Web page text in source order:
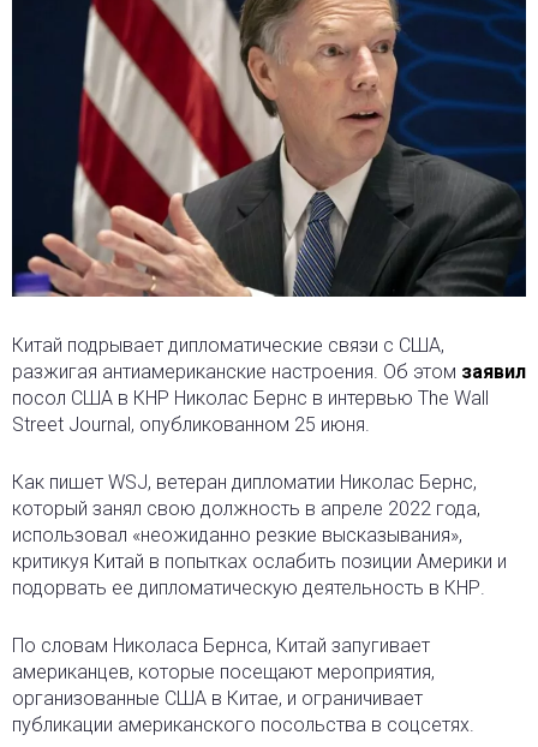
Китай подрывает дипломатические связи с США,
разжигая антиамериканские настроения. Об этом заявил
посол США в КНР Николас Бернс в интервью The Wall
Street Journal, опубликованном 25 июня.
Как пишет WSJ, ветеран дипломатии Николас Бернс,
который занял свою должность в апреле 2022 года,
использовал «неожиданно резкие высказывания»,
критикуя Китай в попытках ослабить позиции Америки и
подорвать ее дипломатическую деятельность в КНР.
По словам Николаса Бернса, Китай запугивает
американцев, которые посещают мероприятия,
организованные США в Китае, и ограничивает
публикации американского посольства в соцсетях.